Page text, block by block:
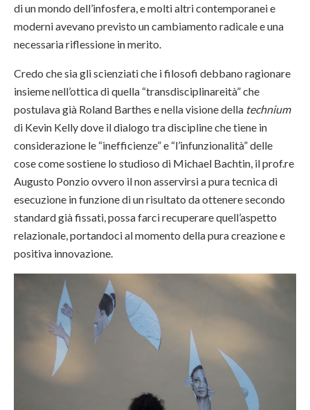
di un mondo dell’infosfera, e molti altri contemporanei e
moderni avevano previsto un cambiamento radicale e una
necessaria riflessione in merito.
Credo che sia gli scienziati che i filosofi debbano ragionare
insieme nell’ottica di quella “transdisciplinareità” che
postulava già Roland Barthes e nella visione della technium
di Kevin Kelly dove il dialogo tra discipline che tiene in
considerazione le “inefficienze” e “l’infunzionalità” delle
cose come sostiene lo studioso di Michael Bachtin, il prof.re
Augusto Ponzio ovvero il non asservirsi a pura tecnica di
esecuzione in funzione di un risultato da ottenere secondo
standard già fissati, possa farci recuperare quell’aspetto
relazionale, portandoci al momento della pura creazione e
positiva innovazione.